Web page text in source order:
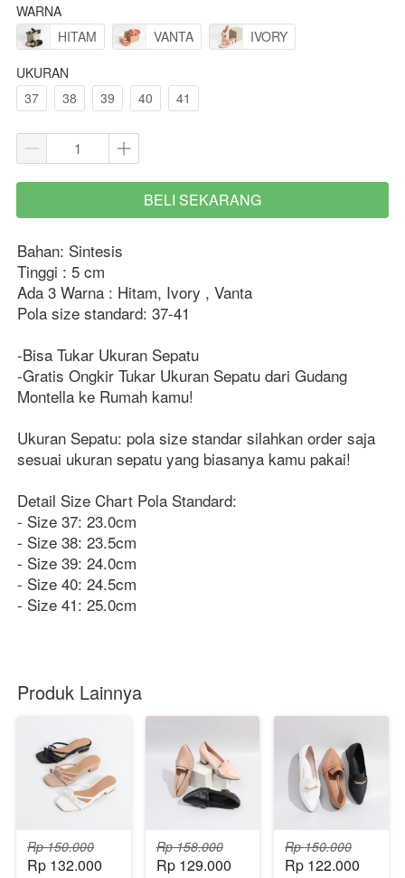
WARNA
HITAM
VANTA
IVORY
UKURAN
37
38 39 40 41
`BELI SEKARANG
Bahan: Sintesis
Tinggi : 5 cm
Ada 3 Warna : Hitam, Ivory , Vanta
Pola size standard: 37-41
-Bisa Tukar Ukuran Sepatu
-Gratis Ongkir Tukar Ukuran Sepatu dari Gudang
Montella ke Rumah kamu!
Ukuran Sepatu: pola size standar silahkan order saja
sesuai ukuran sepatu yang biasanya kamu pakai!
Detail Size Chart Pola Standard:
- Size 37: 23.0cm
- Size 38: 23.5cm
- Size 39: 24.0cm
- Size 40: 24.5cm
- Size 41: 25.0cm
Produk Lainnya
Rp 150.000
Rp 132.000
Rp 158.000
Rp 129.000
Rp 150.000
Rp 122.000